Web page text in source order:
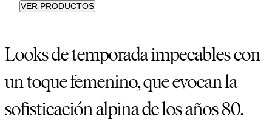
VER PRODUCTOS
Looks de temporada impecables con
un toque femenino, que evocan la
sofisticación alpina de los años 80.